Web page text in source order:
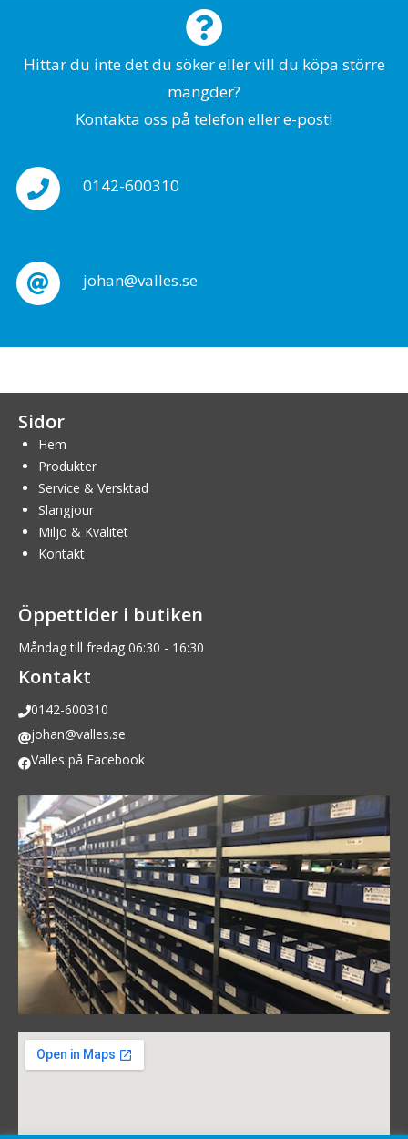
Hittar du inte det du söker eller vill du köpa större
mängder?
Kontakta oss på telefon eller e-post!
0142-600310
johan@valles.se
Sidor
Hem
Produkter
Service & Versktad
Slangjour
Miljö & Kvalitet
Kontakt
Öppettider i butiken
Måndag till fredag 06:30 - 16:30
Kontakt
0142-600310
johan@valles.se
Valles på Facebook